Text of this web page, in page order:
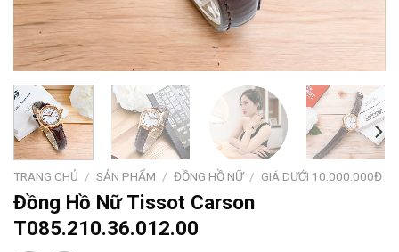
TRANG CHỦ / SẢN PHẨM / ĐỒNG HỒ NỮ / GIÁ DƯỚI 10.000.000Đ
Đồng Hồ Nữ Tissot Carson
T085.210.36.012.00